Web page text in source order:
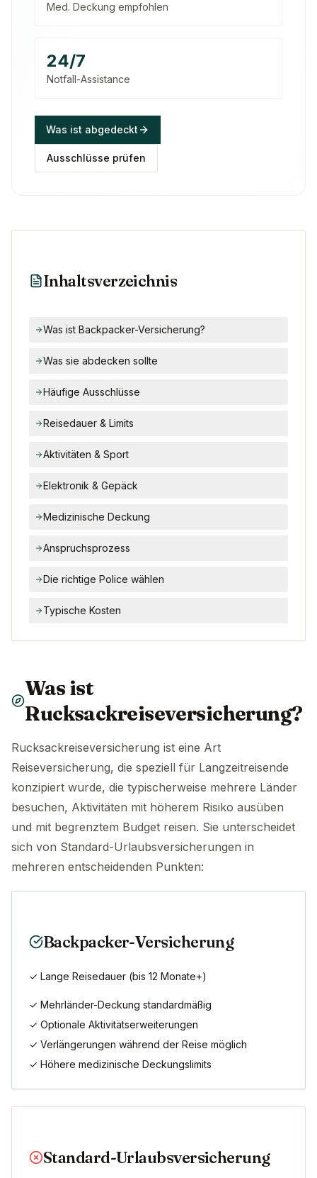
Med. Deckung empfohlen
24/7
Notfall-Assistance
Was ist abgedeckt
Ausschlüsse prüfen
Inhaltsverzeichnis
Was ist Backpacker-Versicherung?
Was sie abdecken sollte
Häufige Ausschlüsse
Reisedauer & Limits
Aktivitäten & Sport
Elektronik & Gepäck
Medizinische Deckung
Anspruchsprozess
Die richtige Police wählen
Typische Kosten
Was ist
Rucksackreiseversicherung?
Rucksackreiseversicherung ist eine Art
Reiseversicherung, die speziell für Langzeitreisende
konzipiert wurde, die typischerweise mehrere Länder
besuchen, Aktivitäten mit höherem Risiko ausüben
und mit begrenztem Budget reisen. Sie unterscheidet
sich von Standard-Urlaubsversicherungen in
mehreren entscheidenden Punkten:
Backpacker-Versicherung
✓ Lange Reisedauer (bis 12 Monate+)
✓ Mehrländer-Deckung standardmäßig
✓ Optionale Aktivitätserweiterungen
✓ Verlängerungen während der Reise möglich
✓ Höhere medizinische Deckungslimits
Standard-Urlaubsversicherung